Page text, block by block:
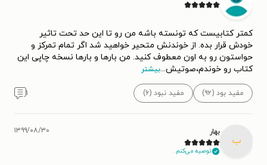
کمتر کتابیست که تونسته باشه من رو تا این حد تحت تاثیر
خودش قرار بده. از خوندنش متحیر خواهید شد اگر تمام تمرکز و
حواستون رو به اون معطوف کنید. من بارها و بارها نسخه چاپی این
کتاب رو خوندم،صوتیش...بیشتر
مفید بود (۹۲) مفید نبود (۶) ۱
ب
بهار
توصیه می‌کنم.
۱۳۹۹/۰۸/۳۰